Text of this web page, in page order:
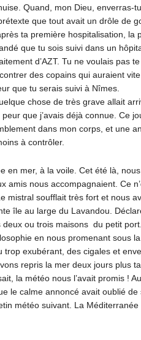
Quand, mon Dieu, enverras-
que tout avait un drôle de
ta première hospitalisation, la
que tu sois suivi dans un
d’AZT. Tu ne voulais pas
des copains qui auraient
que tu serais suivi à Nîmes.
chose de très grave allait
que j’avais déjà connue. Ce
dans mon corps, et une
à contrôler.
en mer, à la voile. Cet été là,
amis nous accompagnaient. Ce
mistral soufflait très fort et nous
île au large du Lavandou.
deux ou trois maisons du petit
en nous promenant sous
exubérant, des cigales et
repris la mer deux jours plus
la météo nous l’avait promis !
le calme annoncé avait oublié de
météo suivant. La Méditerranée